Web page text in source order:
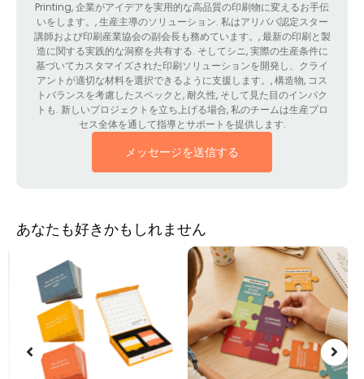
Printing, 企業がアイデアを実用的な高品質の印刷物に変えるお手伝
いをします。, 生産主導のソリューション. 私はアリババ認定スター
講師および印刷産業協会の副会長も務めています。, 最新の印刷と製
造に関する実践的な洞察を共有する. そしてシニ, 実際の生産条件に
基づいてカスタマイズされた印刷ソリューションを開発し、クライ
アントが適切な材料を選択できるように支援します。, 構造物, コス
トバランスを考慮したスペックと, 耐久性, そして見た目のインパク
トも. 新しいプロジェクトを立ち上げる場合, 私のチームは生産プロ
セス全体を通して指導とサポートを提供します.
メッセージを送信する
あなたも好きかもしれません